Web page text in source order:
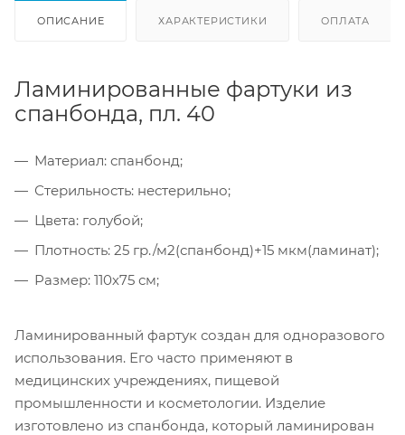
ОПИСАНИЕ ХАРАКТЕРИСТИКИ ОПЛАТА
Ламинированные фартуки из
спанбонда, пл. 40
Материал: спанбонд;
Стерильность: нестерильно;
Цвета: голубой;
Плотность: 25 гр./м2(спанбонд)+15 мкм(ламинат);
Размер: 110х75 см;
Ламинированный фартук создан для одноразового
использования. Его часто применяют в
медицинских учреждениях, пищевой
промышленности и косметологии. Изделие
изготовлено из спанбонда, который ламинирован